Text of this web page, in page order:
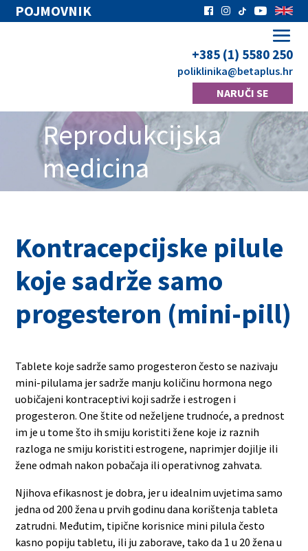
POJMOVNIK
+385 (1) 5580 250
poliklinika@betaplus.hr
NARUČI SE
Reprodukcijska
medicina
Kontracepcijske pilule
koje sadrže samo
progesteron (mini-pill)
Tablete koje sadrže samo progesteron često se nazivaju
mini-pilulama jer sadrže manju količinu hormona nego
uobičajeni kontraceptivi koji sadrže i estrogen i
progesteron. One štite od neželjene trudnoće, a prednost
im je u tome što ih smiju koristiti žene koje iz raznih
razloga ne smiju koristiti estrogene, naprimjer dojilje ili
žene odmah nakon pobačaja ili operativnog zahvata.
Njihova efikasnost je dobra, jer u idealnim uvjetima samo
jedna od 200 žena u prvih godinu dana korištenja tableta
zatrudni. Međutim, tipične korisnice mini pilula često
kasno popiju tabletu, ili ju zaborave, tako da 1 u 20 žena u